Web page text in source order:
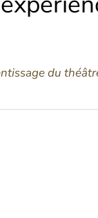
du